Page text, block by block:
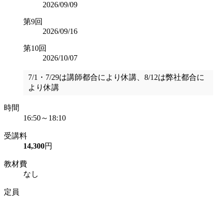
2026/09/09
第9回
2026/09/16
第10回
2026/10/07
7/1・7/29は講師都合により休講、8/12は弊社都合に
より休講
時間
16:50～18:10
受講料
14,300円
教材費
なし
定員